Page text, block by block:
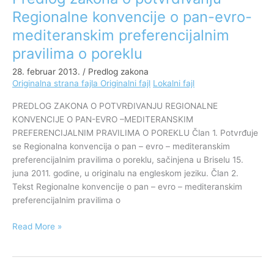
Regionalne konvencije o pan-evro-
mediteranskim preferencijalnim
pravilima o poreklu
28. februar 2013. / Predlog zakona
Originalna strana fajla Originalni fajl Lokalni fajl
PREDLOG ZAKONA O POTVRĐIVANJU REGIONALNE
KONVENCIJE O PAN-EVRO –MEDITERANSKIM
PREFERENCIJALNIM PRAVILIMA O POREKLU Član 1. Potvrđuje
se Regionalna konvencija o pan – evro – mediteranskim
preferencijalnim pravilima o poreklu, sačinjena u Briselu 15.
juna 2011. godine, u originalu na engleskom jeziku. Član 2.
Tekst Regionalne konvencije o pan – evro – mediteranskim
preferencijalnim pravilima o
zakona
o
potvrđivanju
Regionalne
konvencije
o
pan-
evro-
mediteranskim
preferencijalnim
pravilima
o
poreklu
Read More »